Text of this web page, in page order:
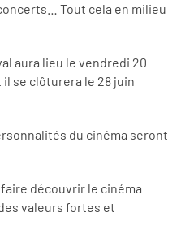
Tout cela en milieu
aura lieu le vendredi 20
se clôturera le 28 juin
du cinéma seront
découvrir le cinéma
valeurs fortes et